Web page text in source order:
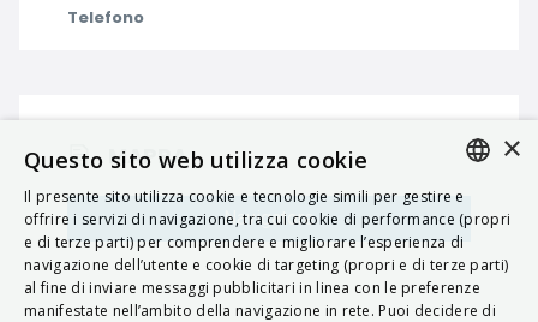
Telefono
MAPPA
Navigatore ITALIAN
ENGLISH
FRENCH
×
Questo sito web utilizza cookie
Il presente sito utilizza cookie e tecnologie simili per gestire e
offrire i servizi di navigazione, tra cui cookie di performance (propri
e di terze parti) per comprendere e migliorare l’esperienza di
navigazione dell’utente e cookie di targeting (propri e di terze parti)
al fine di inviare messaggi pubblicitari in linea con le preferenze
manifestate nell’ambito della navigazione in rete. Puoi decidere di